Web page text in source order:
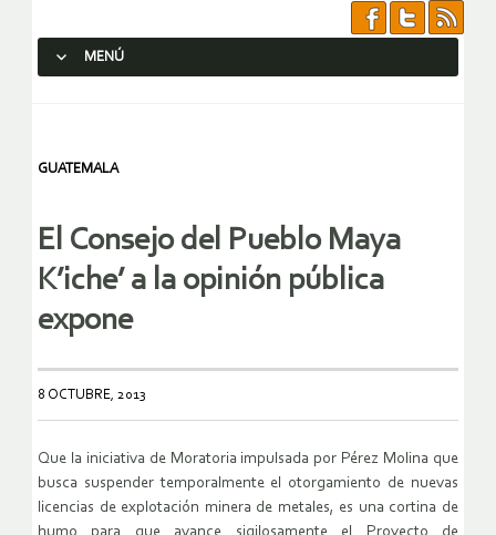
MENÚ
GUATEMALA
El Consejo del Pueblo Maya
K’iche’ a la opinión pública
expone
8 OCTUBRE, 2013
Que la iniciativa de Moratoria impulsada por Pérez Molina que
busca suspender temporalmente el otorgamiento de nuevas
licencias de explotación minera de metales, es una cortina de